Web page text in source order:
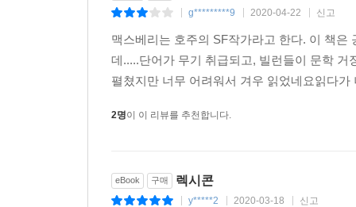
g*********9 2020-04-22 신고
맥스베리는 호주의 SF작가라고 한다. 이 책
데.....단어가 무기 취급되고, 빌런들이 문학
펼쳤지만 너무 어려워서 겨우 읽었네요읽다
2명이 이 리뷰를 추천합니다.
eBook 구매 렉시콘
y*****2 2020-03-18 신고